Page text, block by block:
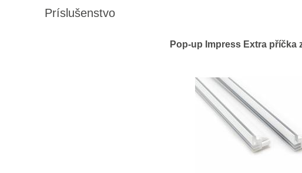
Príslušenstvo
Pop-up Impress Extra příčka